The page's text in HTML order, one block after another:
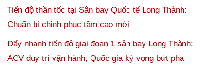
Tiến độ thần tốc tại Sân bay Quốc tế Long Thành:
Chuẩn bị chinh phục tầm cao mới
Đẩy nhanh tiến độ giai đoạn 1 sân bay Long Thành:
ACV duy trì vận hành, Quốc gia kỳ vọng bứt phá